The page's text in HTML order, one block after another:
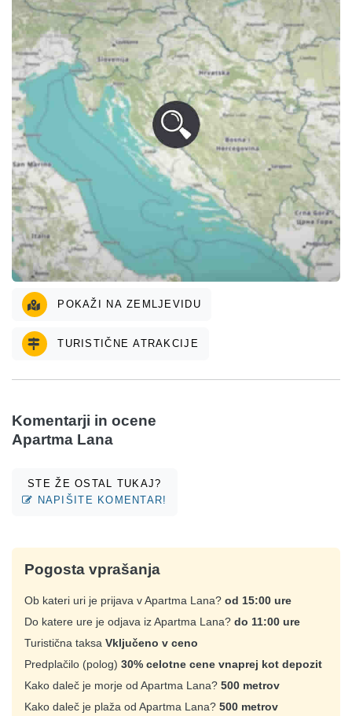
POKAŽI NA ZEMLJEVIDU
TURISTIČNE ATRAKCIJE
Komentarji in ocene
Apartma Lana
STE ŽE OSTAL TUKAJ?
NAPIŠITE KOMENTAR!
Pogosta vprašanja
Ob kateri uri je prijava v Apartma Lana? od 15:00 ure
Do katere ure je odjava iz Apartma Lana? do 11:00 ure
Turistična taksa Vključeno v ceno
Predplačilo (polog) 30% celotne cene vnaprej kot depozit
Kako daleč je morje od Apartma Lana? 500 metrov
Kako daleč je plaža od Apartma Lana? 500 metrov